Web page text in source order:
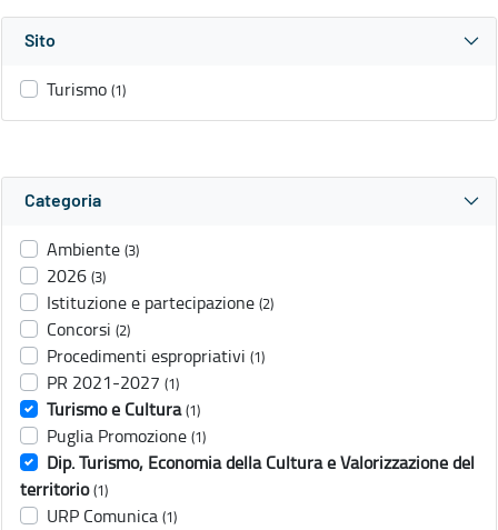
Sito
Turismo (1)
Categoria
Ambiente (3)
2026 (3)
Istituzione e partecipazione (2)
Concorsi (2)
Procedimenti espropriativi (1)
PR 2021-2027 (1)
Turismo e Cultura (1)
Puglia Promozione (1)
Dip. Turismo, Economia della Cultura e Valorizzazione del
territorio (1)
URP Comunica (1)